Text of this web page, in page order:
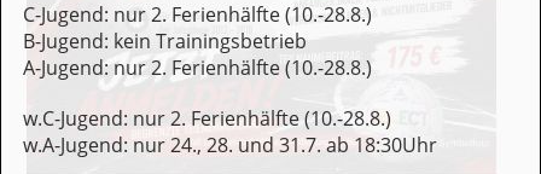
C-Jugend: nur 2. Ferienhälfte (10.-28.8.)
B-Jugend: kein Trainingsbetrieb
A-Jugend: nur 2. Ferienhälfte (10.-28.8.)
w.C-Jugend: nur 2. Ferienhälfte (10.-28.8.)
w.A-Jugend: nur 24., 28. und 31.7. ab 18:30Uhr